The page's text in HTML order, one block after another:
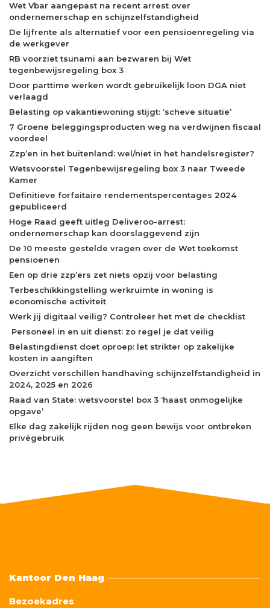
Wet Vbar aangepast na recent arrest over
ondernemerschap en schijnzelfstandigheid
De lijfrente als alternatief voor een pensioenregeling via
de werkgever
RB voorziet tsunami aan bezwaren bij Wet
tegenbewijsregeling box 3
Door parttime werken wordt gebruikelijk loon DGA niet
verlaagd
Belasting op vakantiewoning stijgt: ‘scheve situatie’
7 Groene beleggingsproducten weg na verdwijnen fiscaal
voordeel
Zzp’en in het buitenland: wel/niet in het handelsregister?
Wetsvoorstel Tegenbewijsregeling box 3 naar Tweede
Kamer
Definitieve forfaitaire rendementspercentages 2024
gepubliceerd
Hoge Raad geeft uitleg Deliveroo-arrest:
ondernemerschap kan doorslaggevend zijn
De 10 meeste gestelde vragen over de Wet toekomst
pensioenen
Een op drie zzp’ers zet niets opzij voor belasting
Terbeschikkingstelling werkruimte in woning is
economische activiteit
Werk jij digitaal veilig? Controleer het met de checklist
Personeel in en uit dienst: zo regel je dat veilig
Belastingdienst doet oproep: let strikter op zakelijke
kosten in aangiften
Overzicht verschillen handhaving schijnzelfstandigheid in
2024, 2025 en 2026
Raad van State: wetsvoorstel box 3 ‘haast onmogelijke
opgave’
Elke dag zakelijk rijden nog geen bewijs voor ontbreken
privégebruik
Kantoor Den Haag
Bezoekadres